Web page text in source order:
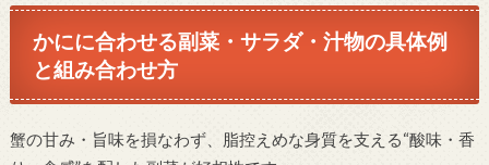
かにに合わせる副菜・サラダ・汁物の具体例
と組み合わせ方
蟹の甘み・旨味を損なわず、脂控えめな身質を支える“酸味・香